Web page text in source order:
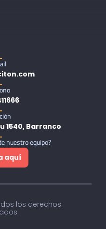
1540, Barranco
nuestro equipo?
aquí
los derechos